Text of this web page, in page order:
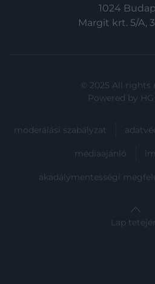
1024
Margit krt. 5/A,
© 2025 All rights
Powered by
moderálási szabályzat
médiaajánló
akadálymentességi
Lap